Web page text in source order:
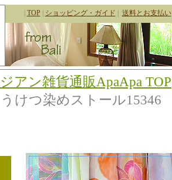
TOP ショッピング・ガイド 送料とお支払い
アン雑貨通販ApaApa TOP
けつ染めストール15346